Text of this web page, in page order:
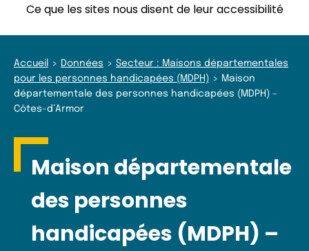
Ce que les sites nous disent de leur accessibilité
Accueil Données
Secteur : Maisons départementales
pour les personnes handicapées (MDPH)
Maison
départementale des personnes handicapées (MDPH) –
Côtes-d’Armor
Maison départementale
des personnes
handicapées (MDPH) –